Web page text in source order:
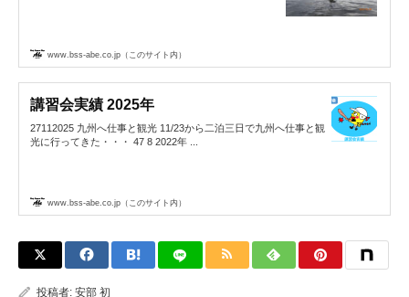
www.bss-abe.co.jp（このサイト内）
講習会実績 2025年
27112025 九州へ仕事と観光 11/23から二泊三日で九州へ仕事と観
光に行ってきた・・・ 47 8 2022年 ...
www.bss-abe.co.jp（このサイト内）
投稿者: 安部 初